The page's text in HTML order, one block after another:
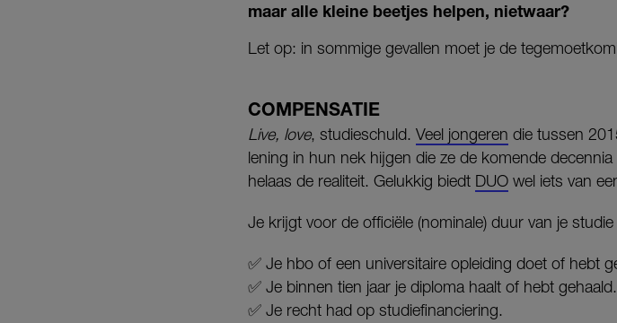
maar alle kleine beetjes helpen, nietwaar?
Let op: in sommige gevallen moet je de
COMPENSATIE
Live, love, studieschuld. Veel jongeren die tussen
lening in hun nek hijgen die ze de komende
helaas de realiteit. Gelukkig biedt DUO wel iets van
Je krijgt voor de officiële (nominale) duur van je
✅ Je hbo of een universitaire opleiding doet of hebt
✅ Je binnen tien jaar je diploma haalt of hebt gehaald.
✅ Je recht had op studiefinanciering.